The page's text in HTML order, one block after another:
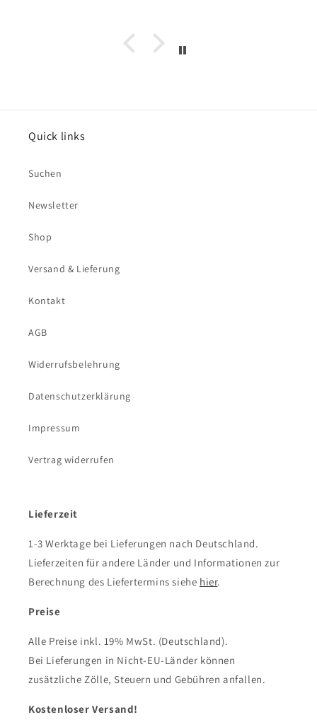
Quick links
Suchen
Newsletter
Shop
Versand & Lieferung
Kontakt
AGB
Widerrufsbelehrung
Datenschutzerklärung
Impressum
Vertrag widerrufen
Lieferzeit
1-3 Werktage bei Lieferungen nach Deutschland.
Lieferzeiten für andere Länder und Informationen zur
Berechnung des Liefertermins siehe hier.
Preise
Alle Preise inkl. 19% MwSt. (Deutschland).
Bei Lieferungen in Nicht-EU-Länder können
zusätzliche Zölle, Steuern und Gebühren anfallen.
Kostenloser Versand!